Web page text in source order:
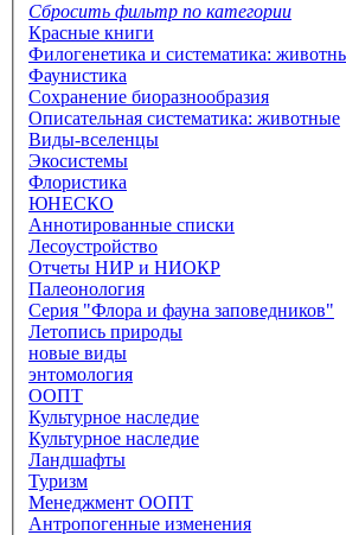
Сбросить фильтр по категории
Красные книги
Филогенетика и систематика:
Фаунистика
Сохранение биоразнообразия
Описательная систематика: животные
Виды-вселенцы
Экосистемы
Флористика
ЮНЕСКО
Аннотированные списки
Лесоустройство
Отчеты НИР и НИОКР
Палеонология
Серия "Флора и фауна заповедников"
Летопись природы
новые виды
энтомология
ООПТ
Культурное наследие
Культурное наследие
Ландшафты
Туризм
Менеджмент ООПТ
Антропогенные изменения